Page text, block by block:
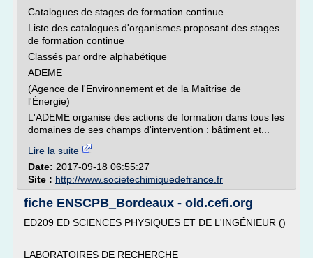
Catalogues de stages de formation continue
Liste des catalogues d'organismes proposant des stages
de formation continue
Classés par ordre alphabétique
ADEME
(Agence de l'Environnement et de la Maîtrise de
l'Énergie)
L'ADEME organise des actions de formation dans tous les
domaines de ses champs d'intervention : bâtiment et...
Lire la suite
Date: 2017-09-18 06:55:27
Site : http://www.societechimiquedefrance.fr
fiche ENSCPB_Bordeaux - old.cefi.org
ED209 ED SCIENCES PHYSIQUES ET DE L'INGÉNIEUR ()
LABORATOIRES DE RECHERCHE